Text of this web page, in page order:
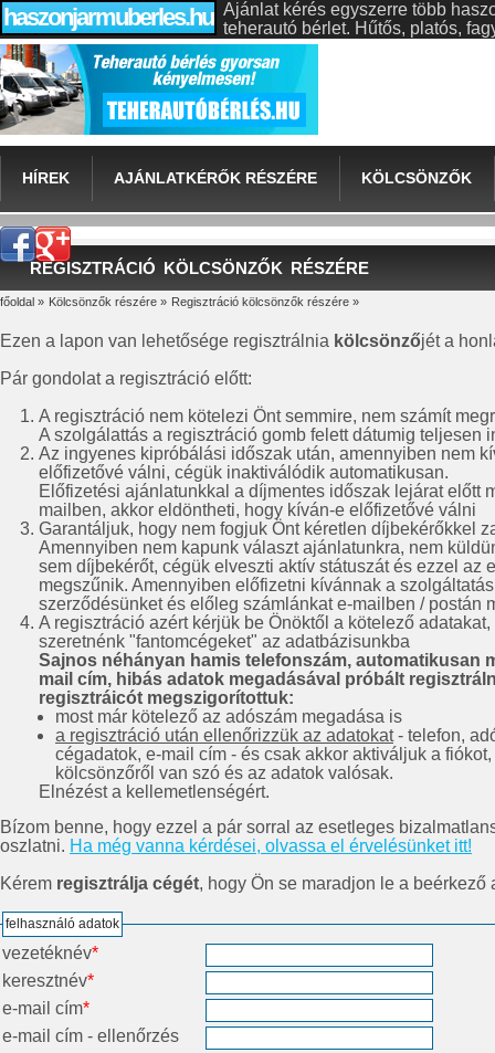
haszonjarmuberles.hu Ajánlat kérés egyszerre több
teherautó bérlet. Hűtős, platós,
HÍREK AJÁNLATKÉRŐK RÉSZÉRE KÖLCSÖNZŐK
REGISZTRÁCIÓ KÖLCSÖNZŐK RÉSZÉRE
főoldal » Kölcsönzők részére » Regisztráció kölcsönzők részére »
Ezen a lapon van lehetősége regisztrálnia kölcsönzőjét a
Pár gondolat a regisztráció előtt:
A regisztráció nem kötelezi Önt semmire, nem számít
A szolgálattás a regisztráció gomb felett dátumig teljesen
Az ingyenes kipróbálási időszak után, amennyiben nem
előfizetővé válni, cégük inaktiválódik automatikusan.
Előfizetési ajánlatunkkal a díjmentes időszak lejárat előtt
mailben, akkor eldöntheti, hogy kíván-e előfizetővé válni
Garantáljuk, hogy nem fogjuk Önt kéretlen díjbekérőkkel
Amennyiben nem kapunk választ ajánlatunkra, nem
sem díjbekérőt, cégük elveszti aktív státuszát és ezzel az
megszűnik. Amennyiben előfizetni kívánnak a
szerződésünket és előleg számlánkat e-mailben / postán
A regisztráció azért kérjük be Önöktől a kötelező adatakat,
szeretnénk "fantomcégeket" az adatbázisunkba
Sajnos néhányan hamis telefonszám, automatikusan
mail cím, hibás adatok megadásával próbált
regisztráicót megszigorítottuk:
most már kötelező az adószám megadása is
a regisztráció után ellenőrizzük az adatokat- telefon,
cégadatok, e-mail cím - és csak akkor aktiváljuk a
kölcsönzőről van szó és az adatok valósak.
Elnézést a kellemetlenségért.
Bízom benne, hogy ezzel a pár sorral az esetleges
oszlatni. Ha még vanna kérdései, olvassa el érvelésünket itt!
Kérem regisztrálja cégét, hogy Ön se maradjon le a beérkező
felhasználó adatok
vezetéknév*
keresztnév*
e-mail cím*
e-mail cím - ellenőrzés